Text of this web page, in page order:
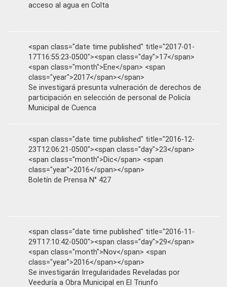
acceso al agua en Colta
<span class="date time published" title="2017-01-
17T16:55:23-0500"><span class="day">17</span>
<span class="month">Ene</span> <span
class="year">2017</span></span>
Se investigará presunta vulneración de derechos de
participación en selección de personal de Policía
Municipal de Cuenca
<span class="date time published" title="2016-12-
23T12:06:21-0500"><span class="day">23</span>
<span class="month">Dic</span> <span
class="year">2016</span></span>
Boletín de Prensa N° 427
<span class="date time published" title="2016-11-
29T17:10:42-0500"><span class="day">29</span>
<span class="month">Nov</span> <span
class="year">2016</span></span>
Se investigarán Irregularidades Reveladas por
Veeduría a Obra Municipal en El Triunfo